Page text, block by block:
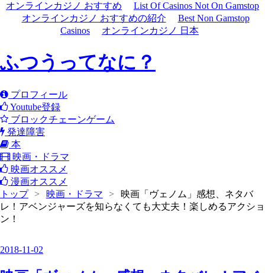
オンラインカジノ おすすめ
List Of Casinos Not On Gamstop
オンラインカジノ おすすめの紹介
Best Non Gamstop
Casinos
オンラインカジノ 日本
ふつうってなに？
プロフィール
Youtube登録
ブロックチェーンゲーム
発達障害
本
映画・ドラマ
映画オススメ
漫画オススメ
トップ
> 映画・ドラマ >
映画「ヴェノム」感想、ネタバ
レ！アベンジャーズを知らなくても大丈夫！楽しめるアクショ
ン！
2018-11-02